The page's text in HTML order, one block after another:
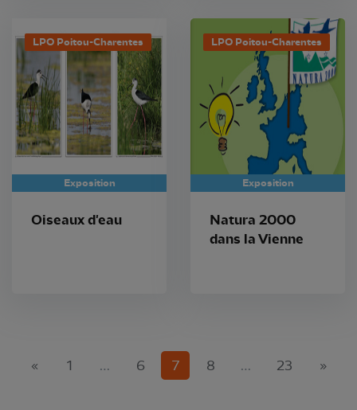
LPO Poitou-Charentes
Exposition
Oiseaux d'eau
LPO Poitou-Charentes
Exposition
Natura 2000
dans la Vienne
« 1 … 6 7(current)
8 … 23 »